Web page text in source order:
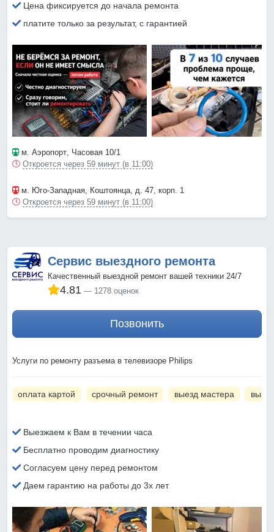
Цена фиксируется до начала ремонта
платите только за результат, с гарантией
м. Аэропорт, Часовая 10/1
Откроется через 59 минут (в 11:00)
м. Юго-Западная, Коштоянца, д. 47, корп. 1
Откроется через 59 минут (в 11:00)
Сервис выездного ремонта
Качественный выездной ремонт вашей техники 24/7
4.81 1278 оценок
Позвонить
Услуги по ремонту разъема в телевизоре Philips
оплата картой срочный ремонт выезд мастера
Выезжаем к Вам в течении часа
Бесплатно проводим диагностику
Согласуем цену перед ремонтом
Даем гарантию на работы до 3х лет